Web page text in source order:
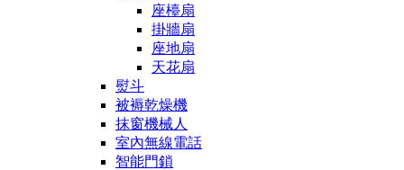
座檯扇
掛牆扇
座地扇
天花扇
熨斗
被褥乾燥機
抹窗機械人
室內無線電話
智能門鎖